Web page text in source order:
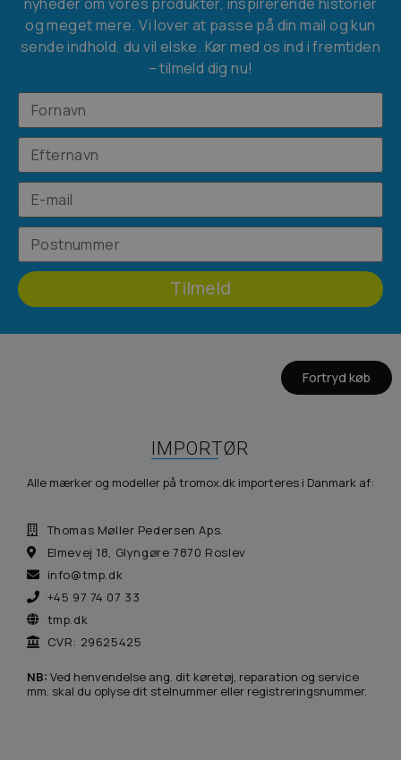
og meget mere. Vi lover at passe på din mail og kun
sende indhold, du vil elske. Kør med os ind i fremtiden
– tilmeld dig nu!
Tilmeld
Fortryd køb
IMPORTØR
Alle mærker og modeller på tromox.dk importeres i Danmark af:
Thomas Møller Pedersen Aps.
Elmevej 18, Glyngøre 7870 Roslev
info@tmp.dk
+45 97 74 07 33
tmp.dk
CVR: 29625425
NB: Ved henvendelse ang. dit køretøj, reparation og service
mm. skal du oplyse dit stelnummer eller registreringsnummer.